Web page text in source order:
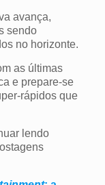
avança,
sendo
no horizonte.
as últimas
e prepare-se
rápidos que
lendo